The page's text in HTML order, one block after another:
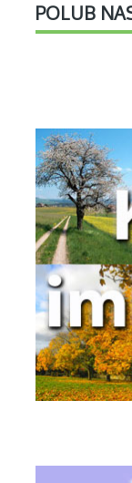
POLUB